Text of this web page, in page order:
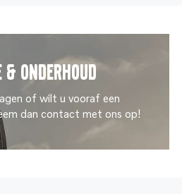
& onderhoud
of wilt u vooraf een
dan contact met ons op!